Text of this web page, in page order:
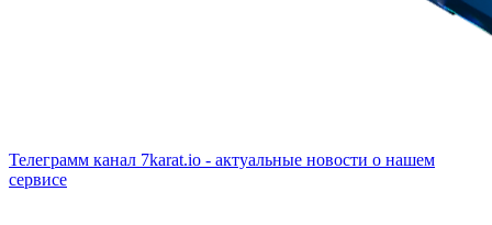
Телеграмм канал 7karat.io - актуальные новости о нашем
сервисе